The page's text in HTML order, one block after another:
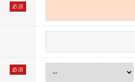
必須
必須